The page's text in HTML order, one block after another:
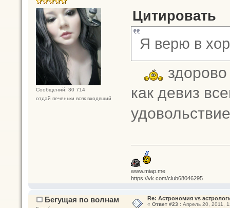
Сообщений: 30 714
отдай печеньки всяк входящий
Цитировать
Я верю в
как девиз
www.miap.me
https://vk.com/club68046295
Бегущая по волнам Re: Астрономия vs
« Ответ #23 :Апрель 20, 2011,